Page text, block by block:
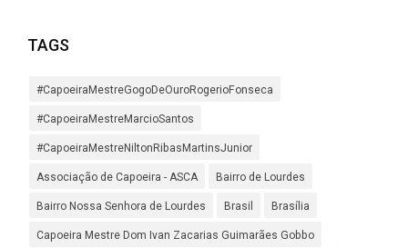
TAGS
#CapoeiraMestreGogoDeOuroRogerioFonseca
#CapoeiraMestreMarcioSantos
#CapoeiraMestreNiltonRibasMartinsJunior
Associação de Capoeira - ASCA Bairro de Lourdes
Bairro Nossa Senhora de Lourdes Brasil Brasília
Capoeira Mestre Dom Ivan Zacarias Guimarães Gobbo